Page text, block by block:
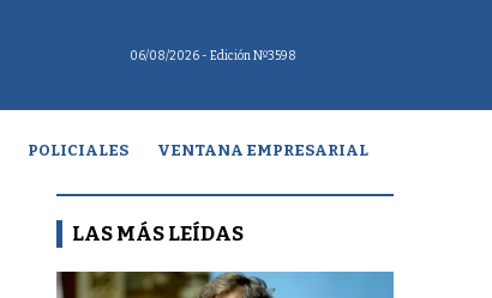
06/08/2026 - Edición Nº3598
POLICIALES VENTANA EMPRESARIAL
LAS MÁS LEÍDAS